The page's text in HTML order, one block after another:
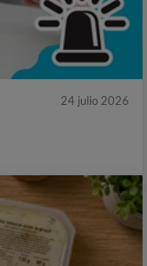
24 julio 2026